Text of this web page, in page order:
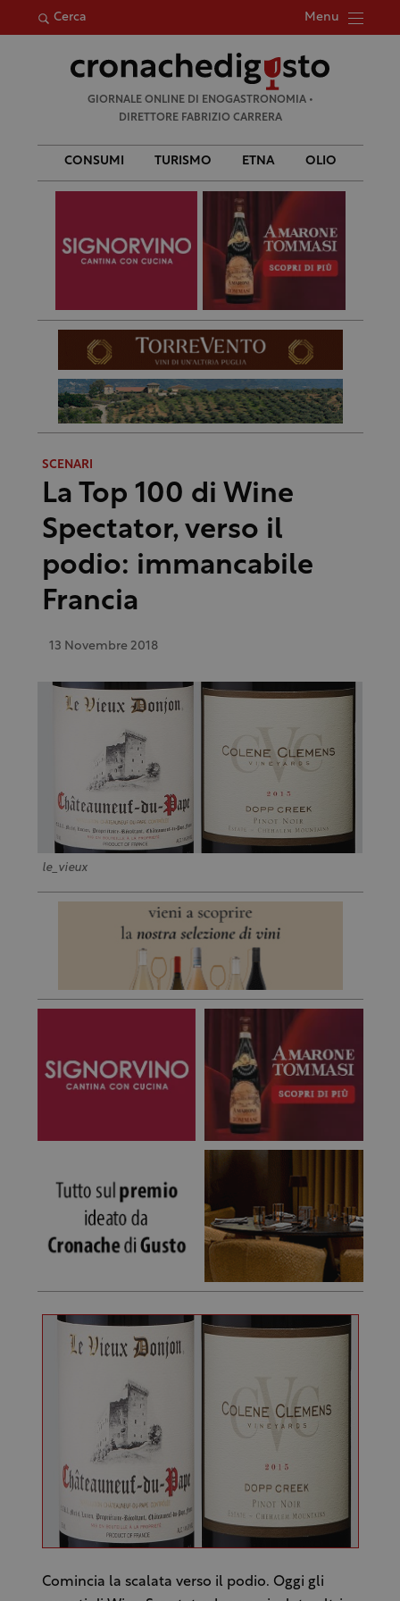
Cerca Menu
per:
GIORNALE ONLINE DI ENOGASTRONOMIA •
DIRETTORE FABRIZIO CARRERA
CONSUMI TURISMO ETNA OLIO
SCENARI
La Top 100 di Wine
Spectator, verso il
podio: immancabile
Francia
13 Novembre 2018
le_vieux
Comincia la scalata verso il podio. Oggi gli